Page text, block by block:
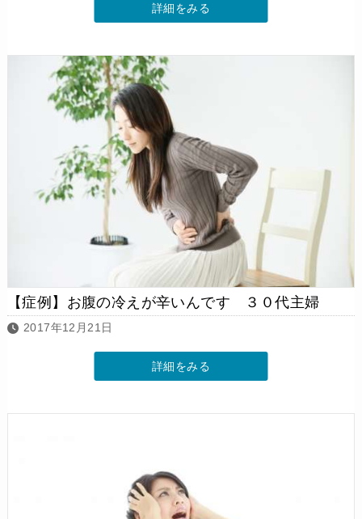
詳細をみる
【症例】お腹の冷えが辛いんです ３０代主婦
2017年12月21日
詳細をみる